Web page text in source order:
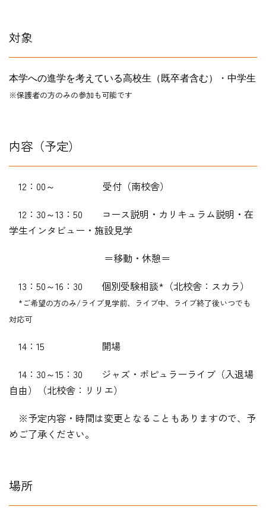
English
対象
本学への進学を考えている高校生（既卒者含む）・中学生
※保護者の方のみの参加も可能です
内容（予定）
12 ：00～ 受付（南校舎）
12 ：30～13 ：50 コース説明・カリキュラム説明・在
学生インタビュー・施設見学
＝移動・休憩＝
13 ：50～16 ： 30 個別受験相談*（北校舎：スカラ）
*ご希望の方のみ/ライブ見学前、ライブ中、ライブ終了後いつでも
対応可
14 ：15 開場
14 ：30～15 ：30 ジャズ・ポピュラーライブ（入退場
自由）（北校舎：リリエ）
※予定内容・時間は変更となることもありますので、予
めご了承ください。
場所